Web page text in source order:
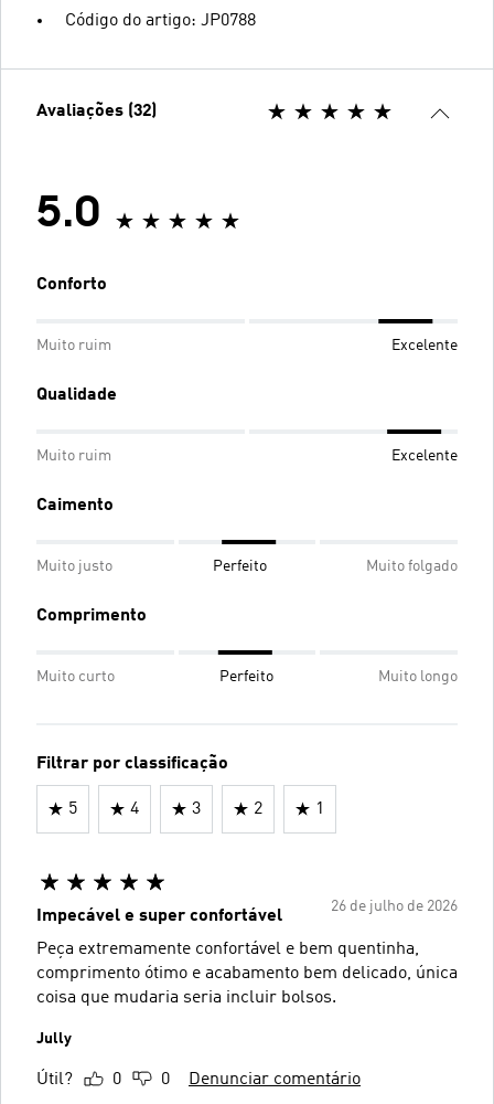
Código do artigo: JP0788
Avaliações (32)
5.0
Conforto
Muito ruim Excelente
Qualidade
Muito ruim Excelente
Caimento
Muito justo Perfeito Muito folgado
Comprimento
Muito curto Perfeito Muito longo
Filtrar por classificação
5 4 3 2 1
26 de julho de 2026
Impecável e super confortável
Peça extremamente confortável e bem quentinha,
comprimento ótimo e acabamento bem delicado, única
coisa que mudaria seria incluir bolsos.
Jully
Útil? 0 0 Denunciar comentário